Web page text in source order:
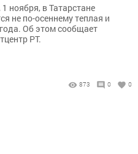
ноября, в Татарстане
не по-осеннему теплая и
Об этом сообщает
РТ.
873 0 0